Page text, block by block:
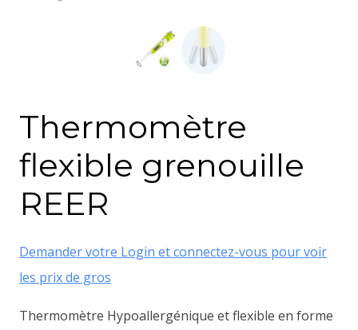
Thermomètre
flexible grenouille
REER
Demander votre Login et connectez-vous pour voir
les prix de gros
Thermomètre Hypoallergénique et flexible en forme